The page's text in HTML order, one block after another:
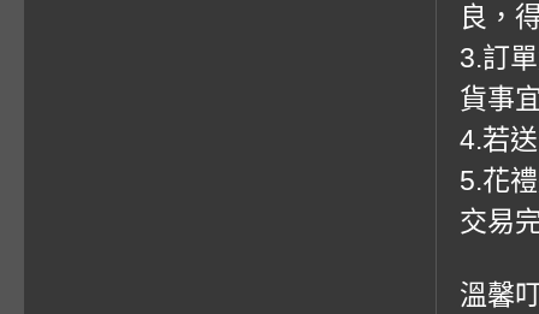
良，
3.訂
貨事
4.若
5.花
交易
溫馨